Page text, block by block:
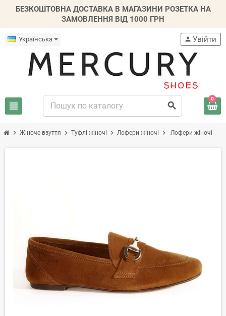
БЕЗКОШТОВНА ДОСТАВКА В МАГАЗИНИ РОЗЕТКА НА
ЗАМОВЛЕННЯ ВІД 1000 ГРН
Українська
view_headline search
person Увійти
0
chevron_right Жіноче взуття chevron_right Туфлі жіночі chevron_right Лофери жіночі chevron_right Лофери жіночі